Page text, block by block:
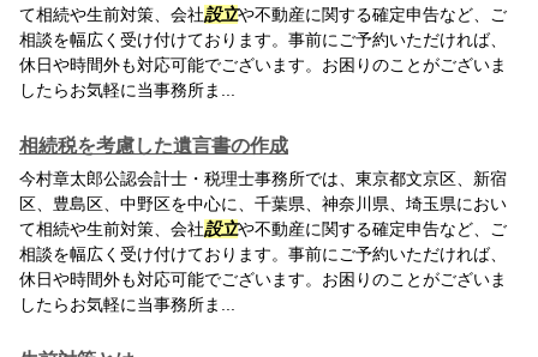
て相続や生前対策、会社設立や不動産に関する確定申告など、ご
相談を幅広く受け付けております。事前にご予約いただければ、
休日や時間外も対応可能でございます。お困りのことがございま
したらお気軽に当事務所ま...
相続税を考慮した遺言書の作成
今村章太郎公認会計士・税理士事務所では、東京都文京区、新宿
区、豊島区、中野区を中心に、千葉県、神奈川県、埼玉県におい
て相続や生前対策、会社設立や不動産に関する確定申告など、ご
相談を幅広く受け付けております。事前にご予約いただければ、
休日や時間外も対応可能でございます。お困りのことがございま
したらお気軽に当事務所ま...